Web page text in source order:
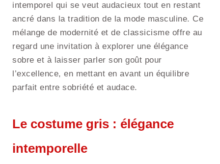
intemporel qui se veut audacieux tout en restant
ancré dans la tradition de la mode masculine. Ce
mélange de modernité et de classicisme offre au
regard une invitation à explorer une élégance
sobre et à laisser parler son goût pour
l’excellence, en mettant en avant un équilibre
parfait entre sobriété et audace.
Le costume gris : élégance
intemporelle